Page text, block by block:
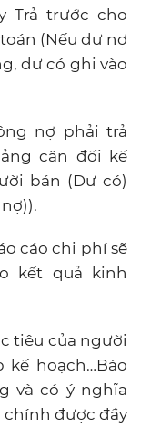
Trả trước cho
(Nếu dư nợ
dư có ghi vào
nợ phải trả
cân đối kế
bán (Dư có)
cáo chi phí sẽ
kết quả kinh
tiêu của người
hoạch…Báo
và có ý nghĩa
chính được đầy